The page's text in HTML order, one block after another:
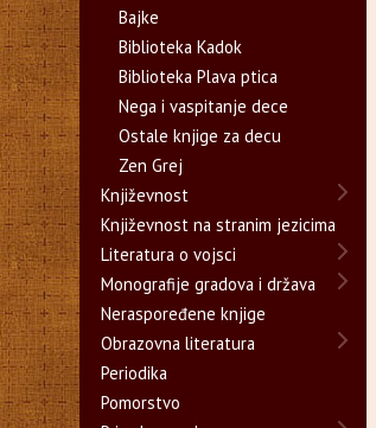
Bajke
Biblioteka Kadok
Biblioteka Plava ptica
Nega i vaspitanje dece
Ostale knjige za decu
Zen Grej
Književnost
Književnost na stranim jezicima
Literatura o vojsci
Monografije gradova i država
Neraspoređene knjige
Obrazovna literatura
Periodika
Pomorstvo